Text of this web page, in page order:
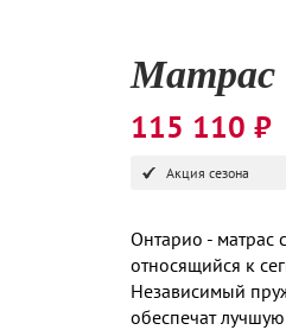
115 110 ₽
Акция сезона
Онтарио - матрас
относящийся к
Независимый
обеспечат